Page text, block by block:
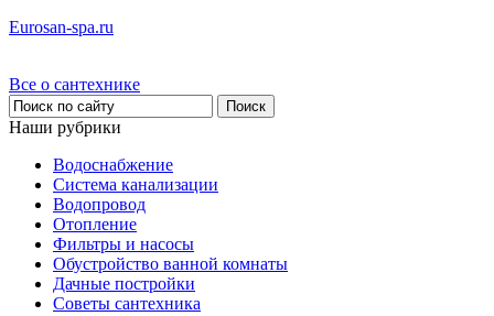
Eurosan-spa.ru
Все о сантехнике
Наши рубрики
Водоснабжение
Система канализации
Водопровод
Отопление
Фильтры и насосы
Обустройство ванной комнаты
Дачные постройки
Советы сантехника